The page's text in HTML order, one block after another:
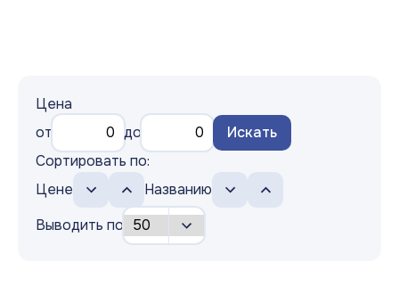
Цена
от
до
Искать
Сортировать по:
Цене
Названию
Выводить по